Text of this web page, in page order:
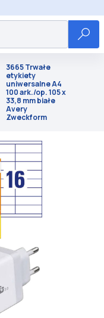
3665 Trwałe
etykiety
uniwersalne A4
100 ark./op. 105 x
33,8 mm białe
Avery
Zweckform